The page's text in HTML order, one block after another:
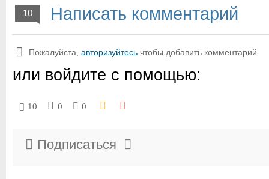
10 Написать комментарий
Пожалуйста, авторизуйтесь чтобы добавить комментарий.
или войдите с помощью:
10 0 0
Подписаться